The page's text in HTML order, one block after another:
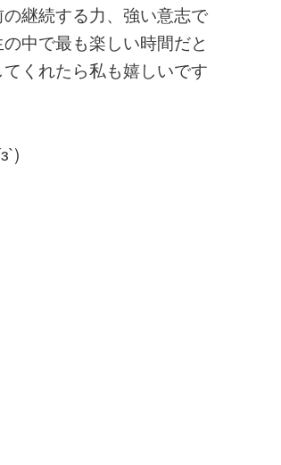
継続する力、強い意志で
中で最も楽しい時間だと
くれたら私も嬉しいです